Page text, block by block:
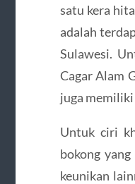
satu kera
adalah
Sulawesi.
Cagar Alam
juga
Untuk ciri
bokong
keunikan